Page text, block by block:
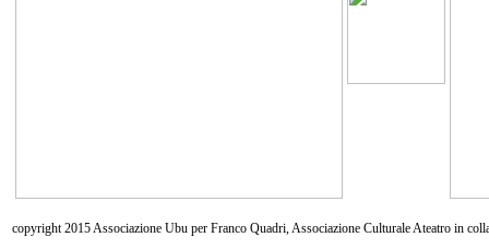
copyright 2015 Associazione Ubu per Franco Quadri, Associazione Culturale Ateatro in